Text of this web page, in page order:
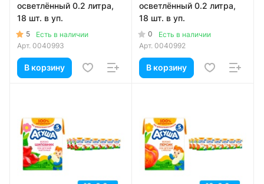
осветлённый 0.2 литра,
18 шт. в уп.
5
Есть в наличии
Арт. 0040993
В корзину
осветлённый 0.2 литра,
18 шт. в уп.
0
Есть в наличии
Арт. 0040992
В корзину